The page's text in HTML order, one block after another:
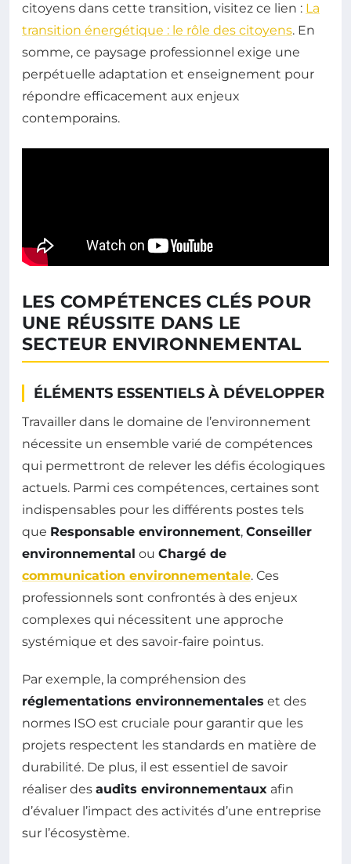
citoyens dans cette transition, visitez ce lien : La
transition énergétique : le rôle des citoyens. En
somme, ce paysage professionnel exige une
perpétuelle adaptation et enseignement pour
répondre efficacement aux enjeux
contemporains.
LES COMPÉTENCES CLÉS POUR
UNE RÉUSSITE DANS LE
SECTEUR ENVIRONNEMENTAL
ÉLÉMENTS ESSENTIELS À DÉVELOPPER
Travailler dans le domaine de l’environnement
nécessite un ensemble varié de compétences
qui permettront de relever les défis écologiques
actuels. Parmi ces compétences, certaines sont
indispensables pour les différents postes tels
que Responsable environnement, Conseiller
environnemental ou Chargé de
communication environnementale. Ces
professionnels sont confrontés à des enjeux
complexes qui nécessitent une approche
systémique et des savoir-faire pointus.
Par exemple, la compréhension des
réglementations environnementales et des
normes ISO est cruciale pour garantir que les
projets respectent les standards en matière de
durabilité. De plus, il est essentiel de savoir
réaliser des audits environnementaux afin
d’évaluer l’impact des activités d’une entreprise
sur l’écosystème.